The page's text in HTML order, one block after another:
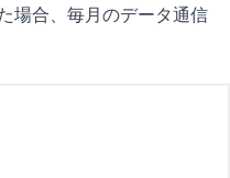
場合、毎月のデータ通信